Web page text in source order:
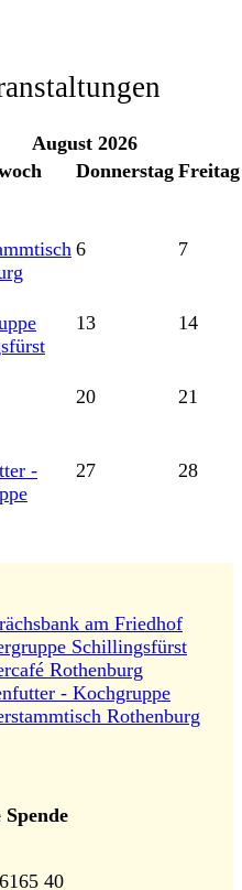
August 2026
Donnerstag Freitag
6 7
13 14
20 21
-
27 28
am Friedhof
Schillingsfürst
Rothenburg
- Kochgruppe
Rothenburg
40